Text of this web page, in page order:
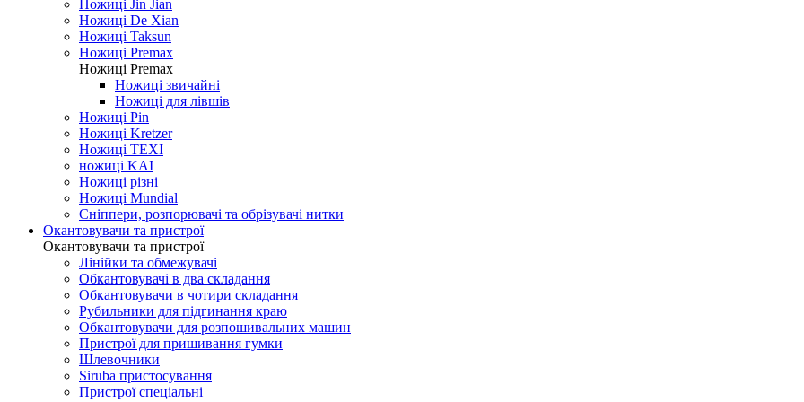
Ножиці Jin Jian
Ножиці De Xian
Ножиці Taksun
Ножиці Premax
Ножиці Premax
Ножиці звичайні
Ножиці для лівшів
Ножиці Pin
Ножиці Kretzer
Ножиці TEXI
ножиці KAI
Ножиці різні
Ножиці Mundial
Сніппери, розпорювачі та обрізувачі нитки
Окантовувачи та пристрої
Окантовувачи та пристрої
Лінійки та обмежувачі
Обкантовувачі в два складання
Обкантовувачи в чотири складання
Рубильники для підгинання краю
Обкантовувачи для розпошивальних машин
Пристрої для пришивання гумки
Шлевочники
Siruba пристосування
Пристрої спеціальні